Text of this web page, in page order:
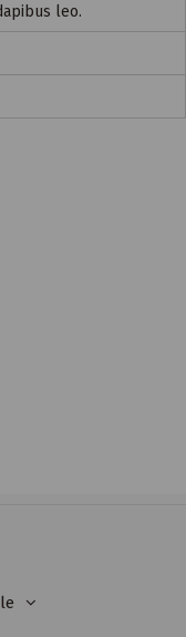
leo.